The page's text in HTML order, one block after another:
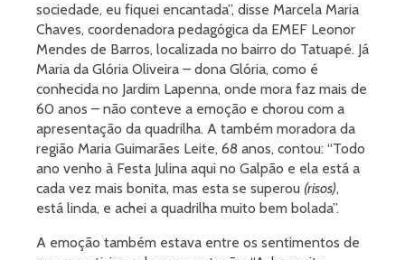
sociedade, eu fiquei encantada”, disse Marcela Maria
Chaves, coordenadora pedagógica da EMEF Leonor
Mendes de Barros, localizada no bairro do Tatuapé. Já
Maria da Glória Oliveira – dona Glória, como é
conhecida no Jardim Lapenna, onde mora faz mais de
60 anos – não conteve a emoção e chorou com a
apresentação da quadrilha. A também moradora da
região Maria Guimarães Leite, 68 anos, contou: “Todo
ano venho à Festa Julina aqui no Galpão e ela está a
cada vez mais bonita, mas esta se superou (risos),
está linda, e achei a quadrilha muito bem bolada”.
A emoção também estava entre os sentimentos de